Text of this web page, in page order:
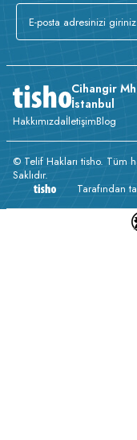
Cihangir
İstanbul
HakkımızdaİletişimBlog
© Telif Hakları tisho. Tüm
Saklıdır.
Tarafından